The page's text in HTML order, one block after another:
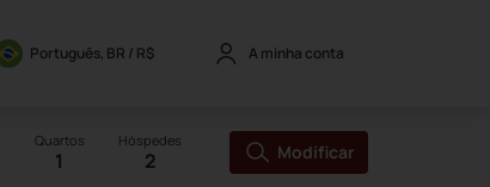
Português, BR / R$ A minha conta
Quartos
1
Hóspedes
2 Modificar